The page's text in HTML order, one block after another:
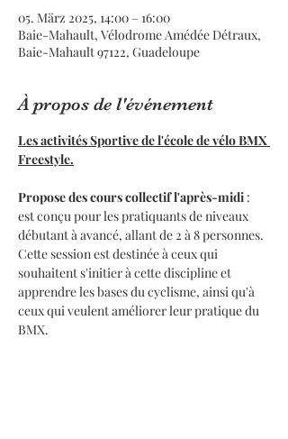
05. März 2025, 14:00 – 16:00
Baie-Mahault, Vélodrome Amédée Détraux,
Baie-Mahault 97122, Guadeloupe
À propos de l'événement
Les activités Sportive de l'école de vélo BMX
Freestyle.
Propose des cours collectif l'après-midi :
est conçu pour les pratiquants de niveaux
débutant à avancé, allant de 2 à 8 personnes.
Cette session est destinée à ceux qui
souhaitent s'initier à cette discipline et
apprendre les bases du cyclisme, ainsi qu'à
ceux qui veulent améliorer leur pratique du
BMX.